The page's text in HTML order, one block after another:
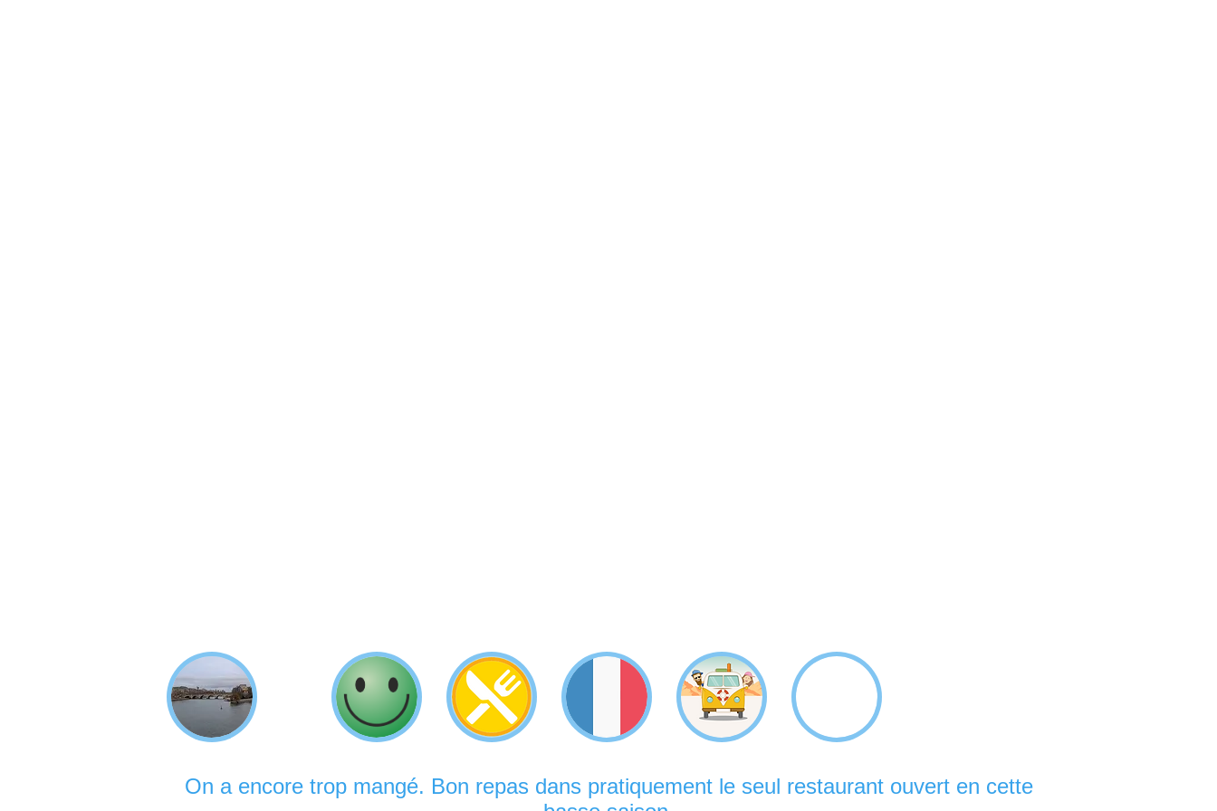
On a encore trop mangé. Bon repas dans pratiquement le seul restaurant ouvert en cette